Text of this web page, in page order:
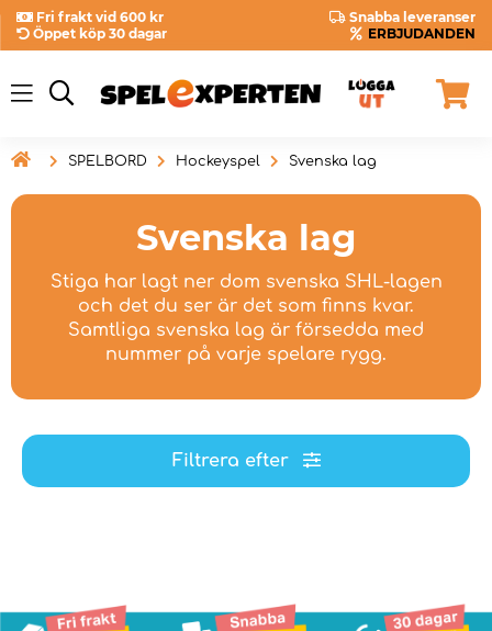
Fri frakt vid 600 kr
Snabba leveranser
Öppet köp 30 dagar
ERBJUDANDEN
 SPELBORD Hockeyspel Svenska lag
Svenska lag
Stiga har lagt ner dom svenska SHL-lagen
och det du ser är det som finns kvar.
Samtliga svenska lag är försedda med
nummer på varje spelare rygg.
Filtrera efter